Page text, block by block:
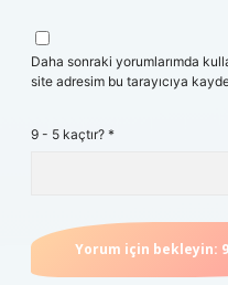
Daha sonraki yorumlarımda
site adresim bu tarayıcıya
9 - 5 kaçtır? *